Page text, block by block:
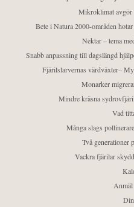
Mikroklimat avgör
Bete i Natura 2000-områden
Nektar – tema
Snabb anpassning till dagslängd
Fjärilslarvernas värdväxter–
Monarker
Mindre kräsna
Vad
Många slags
Två generationer
Vackra fjärilar